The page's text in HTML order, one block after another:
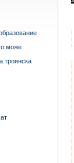
може
троянска